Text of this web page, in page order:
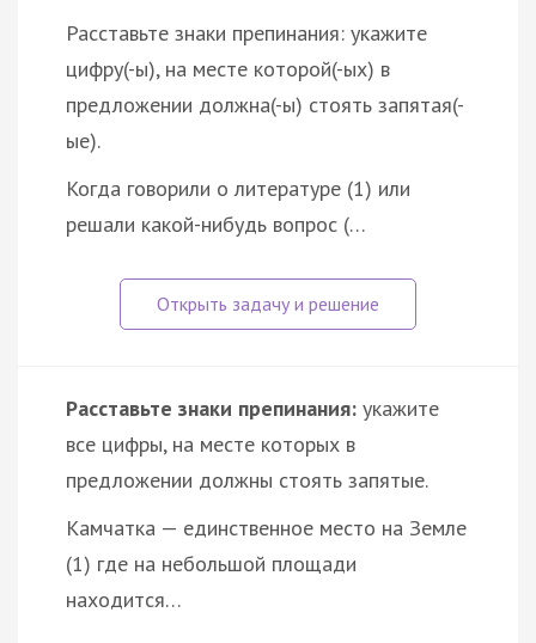
Расставьте знаки препинания: укажите
цифру(-ы), на месте которой(-ых) в
предложении должна(-ы) стоять запятая(-
ые).
Когда говорили о литературе (1) или
решали какой-нибудь вопрос (…
Расставьте знаки препинания: укажите
все цифры, на месте которых в
предложении должны стоять запятые.
Камчатка — единственное место на Земле
(1) где на небольшой площади
находится…